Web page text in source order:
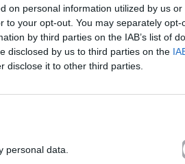
on personal information utilized by us or
to your opt-out. You may separately opt-
by third parties on the IAB’s list of
disclosed by us to third parties on the
disclose it to other third parties.
personal data.